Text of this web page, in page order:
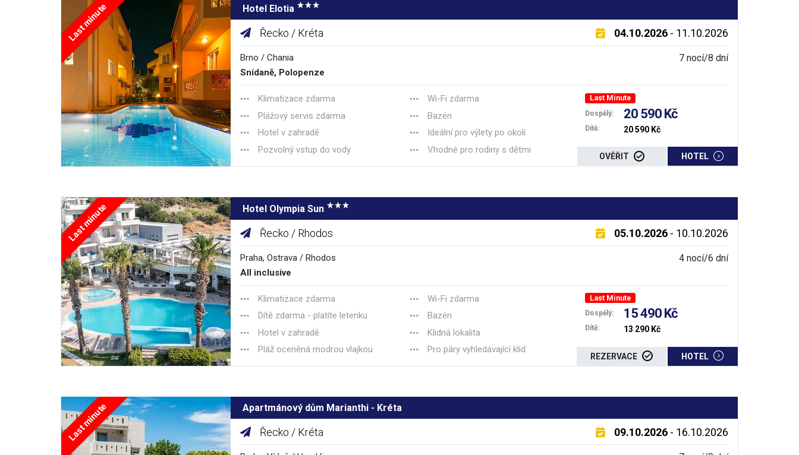
Last minute Hotel Elotia
Řecko / Kréta 04.10.2026 - 11.10.2026
7 nocí/8 dní
Brno / Chania
Snídaně, Polopenze
Klimatizace zdarma
Wi-Fi zdarma
Plážový servis zdarma
Bazén
Hotel v zahradě
Ideální pro výlety po okolí
Pozvolný vstup do vody
Vhodné pro rodiny s dětmi
Last Minute
Dospělý: 20 590 Kč
Dítě: 20 590 Kč
OVĚŘIT HOTEL
Last minute Hotel Olympia Sun
Řecko / Rhodos 05.10.2026 - 10.10.2026
4 nocí/6 dní
Praha, Ostrava / Rhodos
All inclusive
Klimatizace zdarma
Wi-Fi zdarma
Dítě zdarma - platíte letenku
Bazén
Hotel v zahradě
Klidná lokalita
Pláž oceněná modrou vlajkou
Pro páry vyhledávající klid
Last Minute
Dospělý: 15 490 Kč
Dítě: 13 290 Kč
REZERVACE HOTEL
Last minute Apartmánový dům Marianthi - Kréta
Řecko / Kréta 09.10.2026 - 16.10.2026